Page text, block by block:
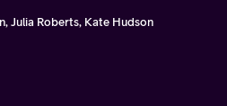
Julia Roberts, Kate Hudson